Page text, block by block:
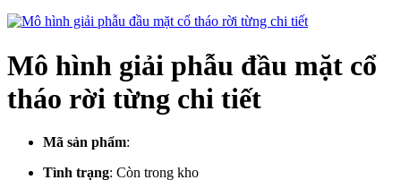
Mô hình giải phẫu đầu mặt cổ
tháo rời từng chi tiết
Mã sản phẩm:
Tình trạng: Còn trong kho